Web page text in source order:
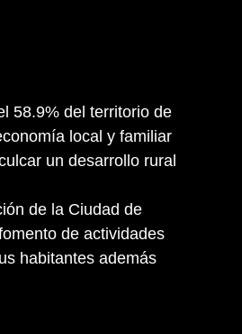
58.9% del territorio de
local y familiar
un desarrollo rural
de la Ciudad de
de actividades
habitantes además